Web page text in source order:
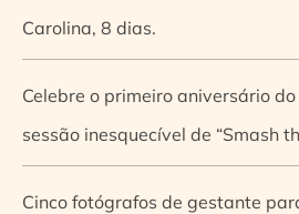
Carolina, 8 dias.
Celebre o primeiro aniversário
sessão inesquecível de “Smash
Cinco fotógrafos de gestante